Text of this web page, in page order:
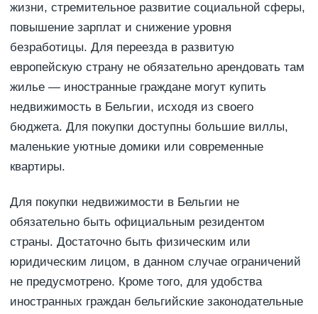
жизни, стремительное развитие социальной сферы,
повышение зарплат и снижение уровня
безработицы. Для переезда в развитую
европейскую страну не обязательно арендовать там
жилье — иностранные граждане могут купить
недвижимость в Бельгии, исходя из своего
бюджета. Для покупки доступны большие виллы,
маленькие уютные домики или современные
квартиры.
Для покупки недвижимости в Бельгии не
обязательно быть официальным резидентом
страны. Достаточно быть физическим или
юридическим лицом, в данном случае ограничений
не предусмотрено. Кроме того, для удобства
иностранных граждан бельгийские законодательные